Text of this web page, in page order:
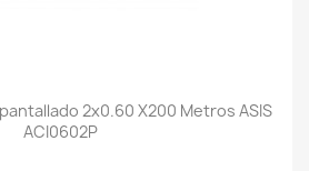
2x0.60 X200 Metros ASIS
ACI0602P